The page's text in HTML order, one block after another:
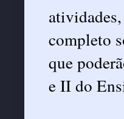
completo
que
e II do